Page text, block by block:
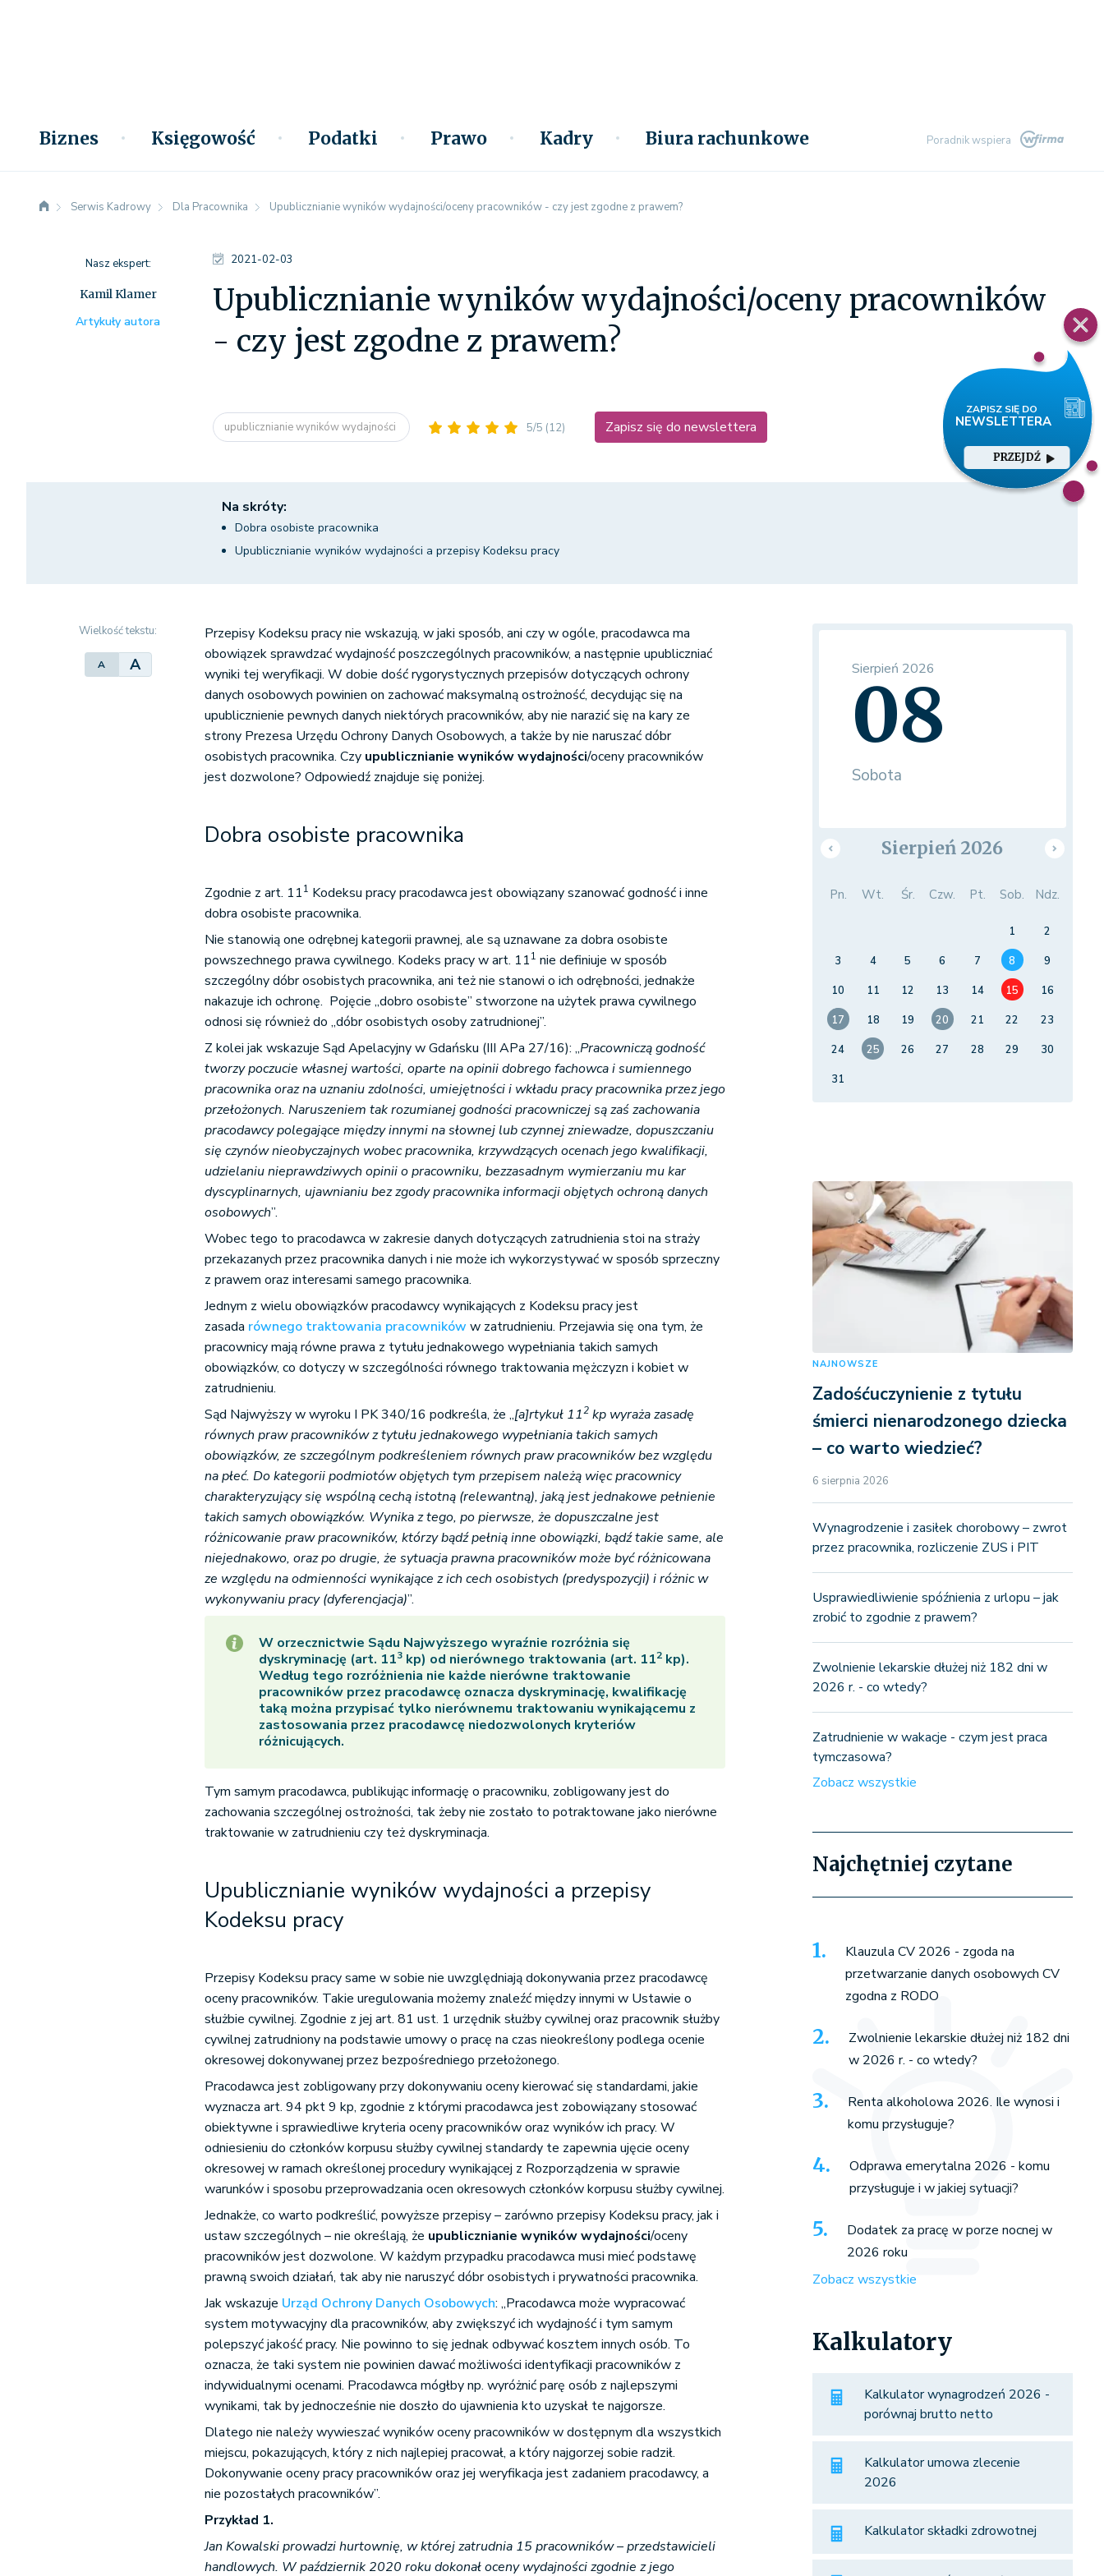
Biznes Księgowość Podatki Prawo Kadry Biura rachunkowe Poradnik wspiera
PRZEJDŹ
Serwis Kadrowy Dla Pracownika Upublicznianie wyników wydajności/oceny pracowników - czy jest zgodne z prawem?
2021-02-03
Upublicznianie wyników wydajności/oceny pracowników
- czy jest zgodne z prawem?
upublicznianie wyników wydajności 5/5 (12) Zapisz się do newslettera
Nasz ekspert:
Kamil Klamer
Artykuły autora
Na skróty:
Dobra osobiste pracownika
Upublicznianie wyników wydajności a przepisy Kodeksu pracy
Wielkość tekstu:
A A
Przepisy Kodeksu pracy nie wskazują, w jaki sposób, ani czy w ogóle, pracodawca ma
obowiązek sprawdzać wydajność poszczególnych pracowników, a następnie upubliczniać
wyniki tej weryfikacji. W dobie dość rygorystycznych przepisów dotyczących ochrony
danych osobowych powinien on zachować maksymalną ostrożność, decydując się na
upublicznienie pewnych danych niektórych pracowników, aby nie narazić się na kary ze
strony Prezesa Urzędu Ochrony Danych Osobowych, a także by nie naruszać dóbr
osobistych pracownika. Czy upublicznianie wyników wydajności/oceny pracowników
jest dozwolone? Odpowiedź znajduje się poniżej.
Dobra osobiste pracownika
Zgodnie z art. 111 Kodeksu pracy pracodawca jest obowiązany szanować godność i inne
dobra osobiste pracownika.
Nie stanowią one odrębnej kategorii prawnej, ale są uznawane za dobra osobiste
powszechnego prawa cywilnego. Kodeks pracy w art. 111 nie definiuje w sposób
szczególny dóbr osobistych pracownika, ani też nie stanowi o ich odrębności, jednakże
nakazuje ich ochronę. Pojęcie „dobro osobiste” stworzone na użytek prawa cywilnego
odnosi się również do „dóbr osobistych osoby zatrudnionej”.
Z kolei jak wskazuje Sąd Apelacyjny w Gdańsku (III APa 27/16): „Pracowniczą godność
tworzy poczucie własnej wartości, oparte na opinii dobrego fachowca i sumiennego
pracownika oraz na uznaniu zdolności, umiejętności i wkładu pracy pracownika przez jego
przełożonych. Naruszeniem tak rozumianej godności pracowniczej są zaś zachowania
pracodawcy polegające między innymi na słownej lub czynnej zniewadze, dopuszczaniu
się czynów nieobyczajnych wobec pracownika, krzywdzących ocenach jego kwalifikacji,
udzielaniu nieprawdziwych opinii o pracowniku, bezzasadnym wymierzaniu mu kar
dyscyplinarnych, ujawnianiu bez zgody pracownika informacji objętych ochroną danych
osobowych”.
Wobec tego to pracodawca w zakresie danych dotyczących zatrudnienia stoi na straży
przekazanych przez pracownika danych i nie może ich wykorzystywać w sposób sprzeczny
z prawem oraz interesami samego pracownika.
Jednym z wielu obowiązków pracodawcy wynikających z Kodeksu pracy jest
zasada równego traktowania pracowników w zatrudnieniu. Przejawia się ona tym, że
pracownicy mają równe prawa z tytułu jednakowego wypełniania takich samych
obowiązków, co dotyczy w szczególności równego traktowania mężczyzn i kobiet w
zatrudnieniu.
Sąd Najwyższy w wyroku I PK 340/16 podkreśla, że „[a]rtykuł 112 kp wyraża zasadę
równych praw pracowników z tytułu jednakowego wypełniania takich samych
obowiązków, ze szczególnym podkreśleniem równych praw pracowników bez względu
na płeć. Do kategorii podmiotów objętych tym przepisem należą więc pracownicy
charakteryzujący się wspólną cechą istotną (relewantną), jaką jest jednakowe pełnienie
takich samych obowiązków. Wynika z tego, po pierwsze, że dopuszczalne jest
różnicowanie praw pracowników, którzy bądź pełnią inne obowiązki, bądź takie same, ale
niejednakowo, oraz po drugie, że sytuacja prawna pracowników może być różnicowana
ze względu na odmienności wynikające z ich cech osobistych (predyspozycji) i różnic w
wykonywaniu pracy (dyferencjacja)”.
W orzecznictwie Sądu Najwyższego wyraźnie rozróżnia się
dyskryminację (art. 113 kp) od nierównego traktowania (art. 112 kp).
Według tego rozróżnienia nie każde nierówne traktowanie
pracowników przez pracodawcę oznacza dyskryminację, kwalifikację
taką można przypisać tylko nierównemu traktowaniu wynikającemu z
zastosowania przez pracodawcę niedozwolonych kryteriów
różnicujących.
Tym samym pracodawca, publikując informację o pracowniku, zobligowany jest do
zachowania szczególnej ostrożności, tak żeby nie zostało to potraktowane jako nierówne
traktowanie w zatrudnieniu czy też dyskryminacja.
Upublicznianie wyników wydajności a przepisy
Kodeksu pracy
Przepisy Kodeksu pracy same w sobie nie uwzględniają dokonywania przez pracodawcę
oceny pracowników. Takie uregulowania możemy znaleźć między innymi w Ustawie o
służbie cywilnej. Zgodnie z jej art. 81 ust. 1 urzędnik służby cywilnej oraz pracownik służby
cywilnej zatrudniony na podstawie umowy o pracę na czas nieokreślony podlega ocenie
okresowej dokonywanej przez bezpośredniego przełożonego.
Pracodawca jest zobligowany przy dokonywaniu oceny kierować się standardami, jakie
wyznacza art. 94 pkt 9 kp, zgodnie z którymi pracodawca jest zobowiązany stosować
obiektywne i sprawiedliwe kryteria oceny pracowników oraz wyników ich pracy. W
odniesieniu do członków korpusu służby cywilnej standardy te zapewnia ujęcie oceny
okresowej w ramach określonej procedury wynikającej z Rozporządzenia w sprawie
warunków i sposobu przeprowadzania ocen okresowych członków korpusu służby cywilnej.
Jednakże, co warto podkreślić, powyższe przepisy – zarówno przepisy Kodeksu pracy, jak i
ustaw szczególnych – nie określają, że upublicznianie wyników wydajności/oceny
pracowników jest dozwolone. W każdym przypadku pracodawca musi mieć podstawę
prawną swoich działań, tak aby nie naruszyć dóbr osobistych i prywatności pracownika.
Jak wskazuje Urząd Ochrony Danych Osobowych: „Pracodawca może wypracować
system motywacyjny dla pracowników, aby zwiększyć ich wydajność i tym samym
polepszyć jakość pracy. Nie powinno to się jednak odbywać kosztem innych osób. To
oznacza, że taki system nie powinien dawać możliwości identyfikacji pracowników z
indywidualnymi ocenami. Pracodawca mógłby np. wyróżnić parę osób z najlepszymi
wynikami, tak by jednocześnie nie doszło do ujawnienia kto uzyskał te najgorsze.
Dlatego nie należy wywieszać wyników oceny pracowników w dostępnym dla wszystkich
miejscu, pokazujących, który z nich najlepiej pracował, a który najgorzej sobie radził.
Dokonywanie oceny pracy pracowników oraz jej weryfikacja jest zadaniem pracodawcy, a
nie pozostałych pracowników”.
Przykład 1.
Jan Kowalski prowadzi hurtownię, w której zatrudnia 15 pracowników – przedstawicieli
handlowych. W październik 2020 roku dokonał oceny wydajności zgodnie z jego
Sierpień 2026
08
Sobota
Sierpień 2026
Pn. Wt. Śr. Czw. Pt. Sob. Ndz.
1
2
3
4 5 6 7 8
9
10
11 12 13 14 15
16
17
18 19 20 21 22
23
24
25 26 27 28 29
30
31
NAJNOWSZE
Zadośćuczynienie z tytułu
śmierci nienarodzonego dziecka
– co warto wiedzieć?
6 sierpnia 2026
Wynagrodzenie i zasiłek chorobowy – zwrot
przez pracownika, rozliczenie ZUS i PIT
Usprawiedliwienie spóźnienia z urlopu – jak
zrobić to zgodnie z prawem?
Zwolnienie lekarskie dłużej niż 182 dni w
2026 r. - co wtedy?
Zatrudnienie w wakacje - czym jest praca
tymczasowa?
Zobacz wszystkie
Najchętniej czytane
Klauzula CV 2026 - zgoda na
przetwarzanie danych osobowych CV
zgodna z RODO
Zwolnienie lekarskie dłużej niż 182 dni
w 2026 r. - co wtedy?
Renta alkoholowa 2026. Ile wynosi i
komu przysługuje?
Odprawa emerytalna 2026 - komu
przysługuje i w jakiej sytuacji?
Dodatek za pracę w porze nocnej w
2026 roku
Zobacz wszystkie
Kalkulatory
Kalkulator wynagrodzeń 2026 -
porównaj brutto netto
Kalkulator umowa zlecenie
2026
Kalkulator składki zdrowotnej